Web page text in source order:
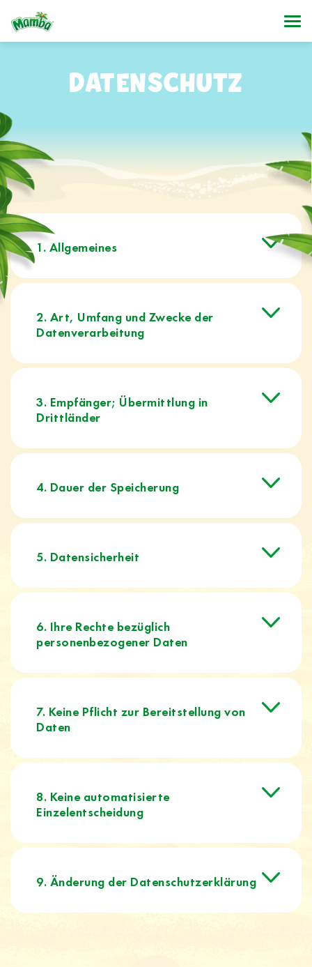
DATENSCHUTZ
1. Allgemeines
2. Art, Umfang und Zwecke der
Datenverarbeitung
3. Empfänger; Übermittlung in
Drittländer
4. Dauer der Speicherung
5. Datensicherheit
6. Ihre Rechte bezüglich
personenbezogener Daten
7. Keine Pflicht zur Bereitstellung von
Daten
8. Keine automatisierte
Einzelentscheidung
9. Änderung der Datenschutzerklärung